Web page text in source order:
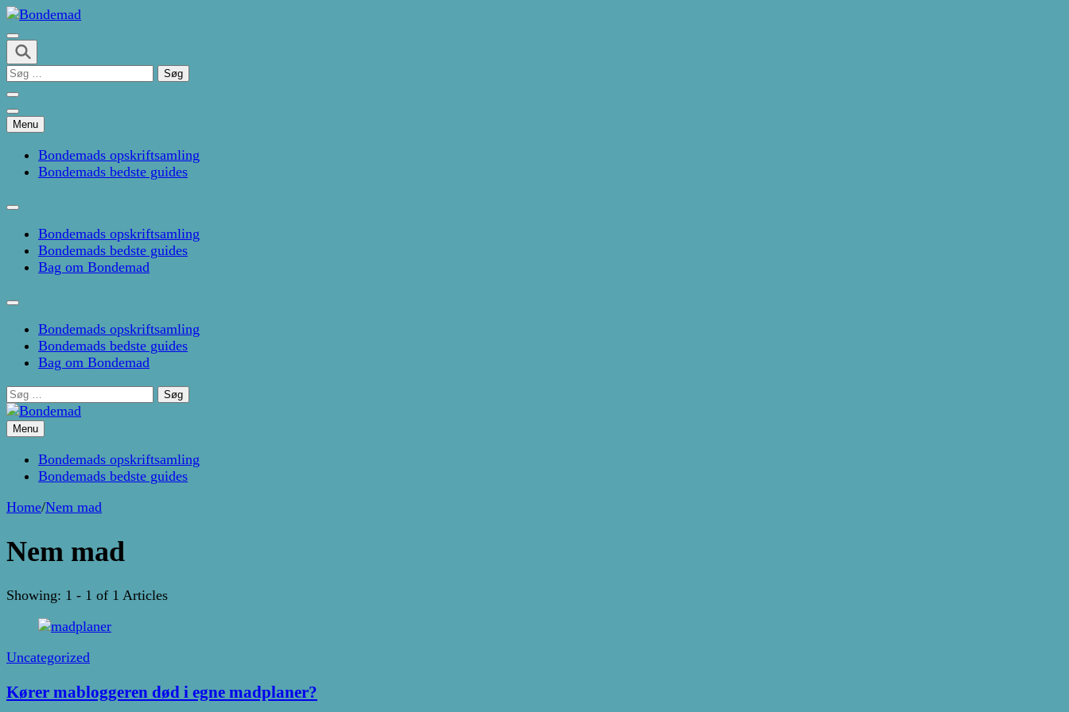
Skip
to
content
(Press
Enter)
Bondemad
Kage- og madblog af Pernille Janbæk
Søg
Menu
Bondemads opskriftsamling
Bondemads bedste guides
Bondemads opskriftsamling
Bondemads bedste guides
Bag om Bondemad
Bondemads opskriftsamling
Bondemads bedste guides
Bag om Bondemad
Søg
efter:
Bondemad
Kage- og madblog af Pernille Janbæk
Menu
Bondemads opskriftsamling
Bondemads bedste guides
Home/Nem mad
Nem mad
Showing: 1 - 1 of 1 Articles
Uncategorized
Kører mabloggeren død i egne madplaner?